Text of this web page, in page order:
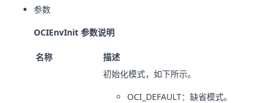
参数
OCIEnvInit 参数说明
名称 描述
初始化模式，如下所示。
OCI_DEFAULT：缺省模式。